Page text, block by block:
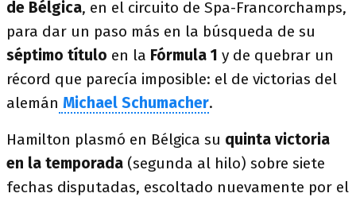
de Bélgica, en el circuito de Spa-Francorchamps,
para dar un paso más en la búsqueda de su
séptimo título en la Fórmula 1 y de quebrar un
récord que parecía imposible: el de victorias del
alemán Michael Schumacher.
Hamilton plasmó en Bélgica su quinta victoria
en la temporada (segunda al hilo) sobre siete
fechas disputadas, escoltado nuevamente por el